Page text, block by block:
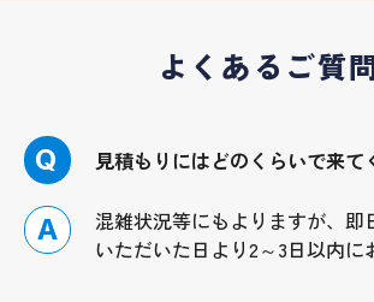
よくあるご質
Q 見積もりにはどのくらいで来て
A
混雑状況等にもよりますが、即
いただいた日より2～3日以内に